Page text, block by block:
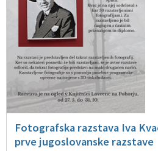
Fotografska razstava Iva
prve jugoslovanske razstave